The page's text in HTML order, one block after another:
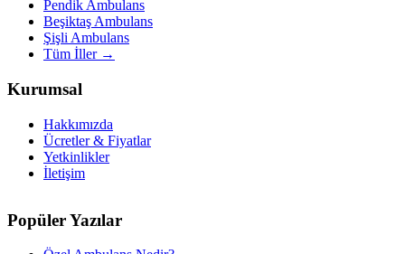
Pendik Ambulans
Beşiktaş Ambulans
Şişli Ambulans
Tüm İller →
Kurumsal
Hakkımızda
Ücretler & Fiyatlar
Yetkinlikler
İletişim
Popüler Yazılar